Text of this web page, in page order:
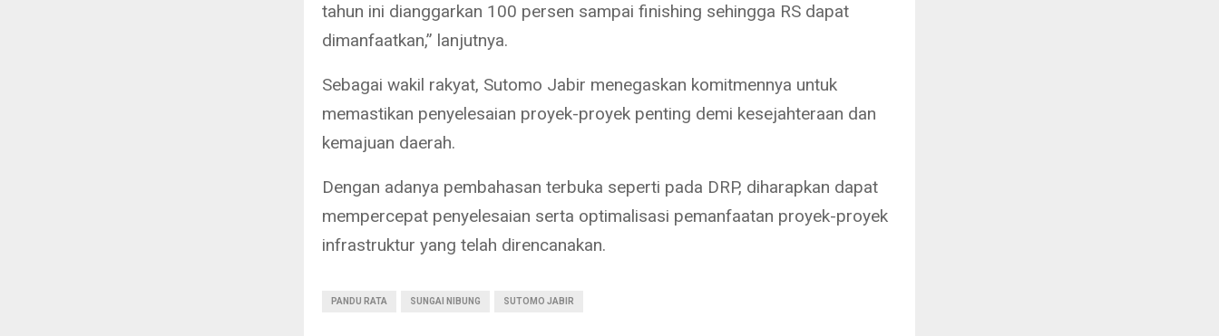
tahun ini dianggarkan 100 persen sampai finishing sehingga RS dapat
dimanfaatkan,” lanjutnya.
Sebagai wakil rakyat, Sutomo Jabir menegaskan komitmennya untuk
memastikan penyelesaian proyek-proyek penting demi kesejahteraan dan
kemajuan daerah.
Dengan adanya pembahasan terbuka seperti pada DRP, diharapkan dapat
mempercepat penyelesaian serta optimalisasi pemanfaatan proyek-proyek
infrastruktur yang telah direncanakan.
PANDU RATA SUNGAI NIBUNG SUTOMO JABIR